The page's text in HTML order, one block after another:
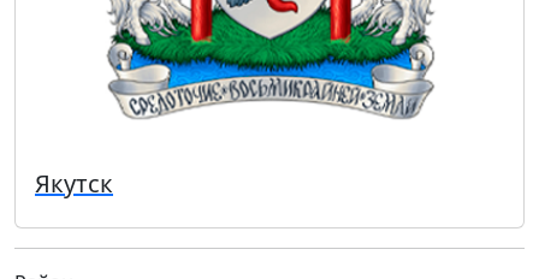
Якутск